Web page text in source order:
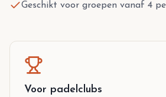
Geschikt voor groepen vanaf 4
Voor padelclubs